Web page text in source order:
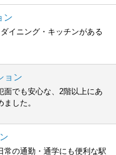
ン
イニング・キッチンがある
ョン
面でも安心な、2階以上にあ
した。
常の通勤・通学にも便利な駅